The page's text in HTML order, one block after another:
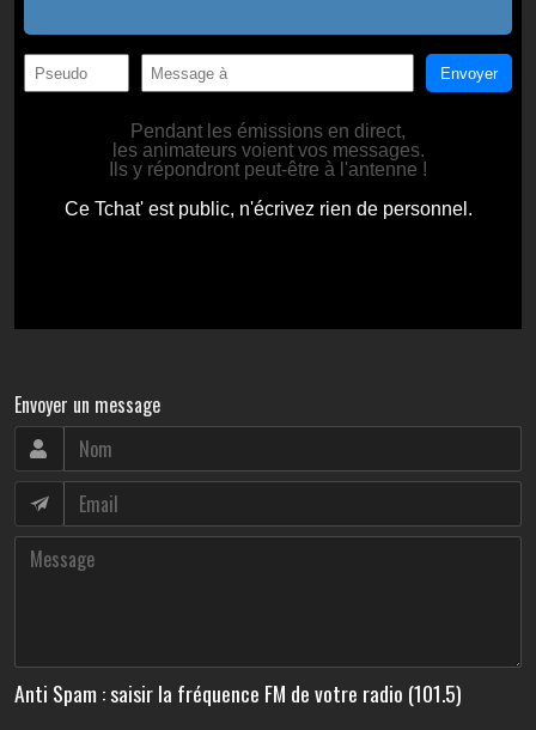
Envoyer un message
Anti Spam : saisir la fréquence FM de votre radio (101.5)